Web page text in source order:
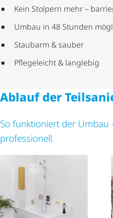
Kein Stolpern mehr –
Umbau in 48 Stunden
Staubarm & sauber
Pflegeleicht & langlebig
Ablauf der
So funktioniert der Umbau
professionell.